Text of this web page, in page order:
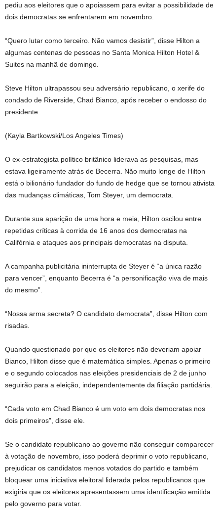
pediu aos eleitores que o apoiassem para evitar a possibilidade de
dois democratas se enfrentarem em novembro.
“Quero lutar como terceiro. Não vamos desistir”, disse Hilton a
algumas centenas de pessoas no Santa Monica Hilton Hotel &
Suites na manhã de domingo.
Steve Hilton ultrapassou seu adversário republicano, o xerife do
condado de Riverside, Chad Bianco, após receber o endosso do
presidente.
(Kayla Bartkowski/Los Angeles Times)
O ex-estrategista político britânico liderava as pesquisas, mas
estava ligeiramente atrás de Becerra. Não muito longe de Hilton
está o bilionário fundador do fundo de hedge que se tornou ativista
das mudanças climáticas, Tom Steyer, um democrata.
Durante sua aparição de uma hora e meia, Hilton oscilou entre
repetidas críticas à corrida de 16 anos dos democratas na
Califórnia e ataques aos principais democratas na disputa.
A campanha publicitária ininterrupta de Steyer é “a única razão
para vencer”, enquanto Becerra é “a personificação viva de mais
do mesmo”.
“Nossa arma secreta? O candidato democrata”, disse Hilton com
risadas.
Quando questionado por que os eleitores não deveriam apoiar
Bianco, Hilton disse que é matemática simples. Apenas o primeiro
e o segundo colocados nas eleições presidenciais de 2 de junho
seguirão para a eleição, independentemente da filiação partidária.
“Cada voto em Chad Bianco é um voto em dois democratas nos
dois primeiros”, disse ele.
Se o candidato republicano ao governo não conseguir comparecer
à votação de novembro, isso poderá deprimir o voto republicano,
prejudicar os candidatos menos votados do partido e também
bloquear uma iniciativa eleitoral liderada pelos republicanos que
exigiria que os eleitores apresentassem uma identificação emitida
pelo governo para votar.